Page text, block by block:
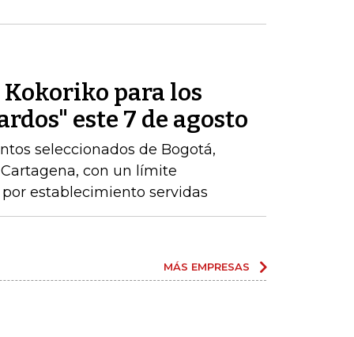
Kokoriko para los
este 7 de agosto
seleccionados de Bogotá,
con un límite
establecimiento servidas
MÁS EMPRESAS